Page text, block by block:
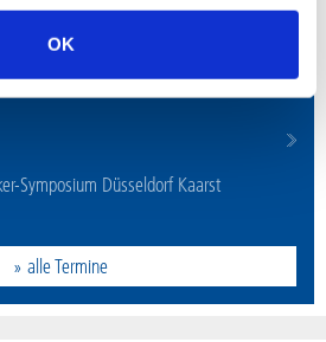
OK
Symposium Düsseldorf Kaarst
» alle Termine